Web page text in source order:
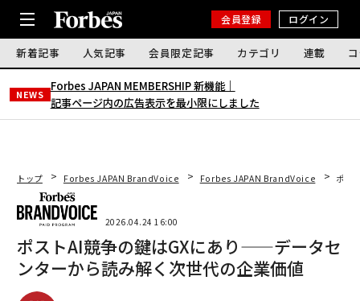
会員登録 ログイン
新着記事 人気記事 会員限定記事 カテゴリ 連載
NEWS
Forbes JAPAN MEMBERSHIP 新機能｜
記事ページ内の広告表示を最小限にしました
トップ Forbes JAPAN BrandVoice Forbes JAPAN BrandVoice ポス
2026.04.24 16:00
ポストAI競争の鍵はGXにあり——データセ
ンターから読み解く次世代の企業価値